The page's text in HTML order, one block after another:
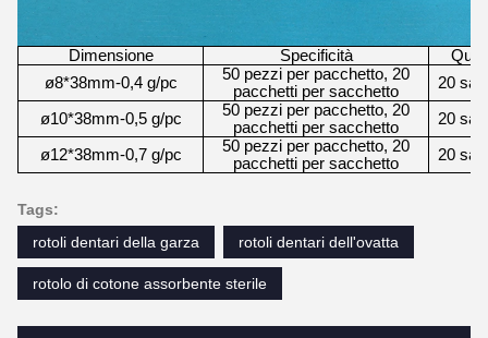
Dimensione Specificità
ø8*38mm-0,4 g/pc
50 pezzi per pacchetto, 20
pacchetti per sacchetto
20
ø10*38mm-0,5 g/pc
50 pezzi per pacchetto, 20
pacchetti per sacchetto
20
ø12*38mm-0,7 g/pc
50 pezzi per pacchetto, 20
pacchetti per sacchetto
20
Tags:
rotoli dentari della garza
rotoli dentari dell'ovatta
rotolo di cotone assorbente sterile